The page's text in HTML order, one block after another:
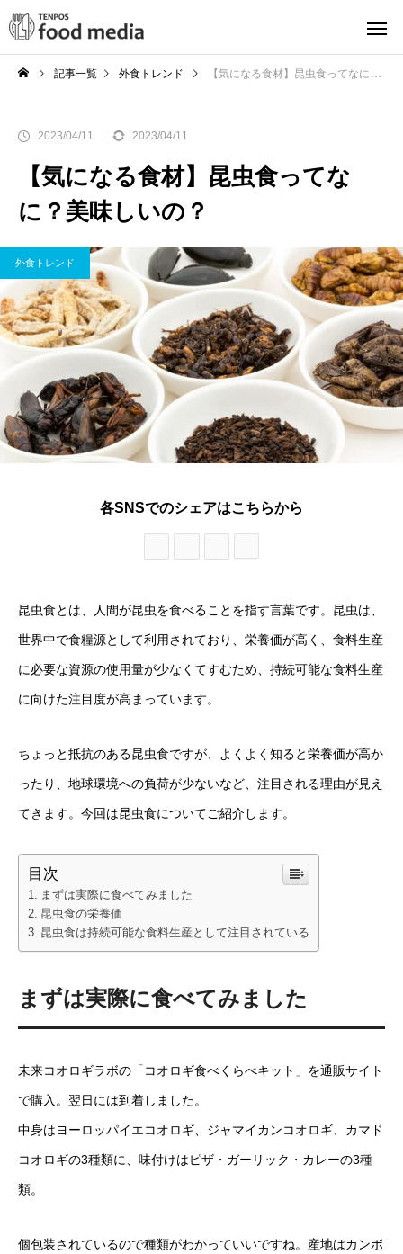
記事一覧 外食トレンド 【気になる食材】昆虫食ってなに？美味しいの？
2023/04/11 2023/04/11
【気になる食材】昆虫食ってな
に？美味しいの？
外食トレンド
各SNSでのシェアはこちらから
昆虫食とは、人間が昆虫を食べることを指す言葉です。昆虫は、
世界中で食糧源として利用されており、栄養価が高く、食料生産
に必要な資源の使用量が少なくてすむため、持続可能な食料生産
に向けた注目度が高まっています。
ちょっと抵抗のある昆虫食ですが、よくよく知ると栄養価が高か
ったり、地球環境への負荷が少ないなど、注目される理由が見え
てきます。今回は昆虫食についてご紹介します。
目次
まずは実際に食べてみました
昆虫食の栄養価
昆虫食は持続可能な食料生産として注目されている
まずは実際に食べてみました
未来コオロギラボの「コオロギ食べくらべキット」を通販サイト
で購入。翌日には到着しました。
中身はヨーロッパイエコオロギ、ジャマイカンコオロギ、カマド
コオロギの3種類に、味付けはピザ・ガーリック・カレーの3種
類。
個包装されているので種類がわかっていいですね。産地はカンボ